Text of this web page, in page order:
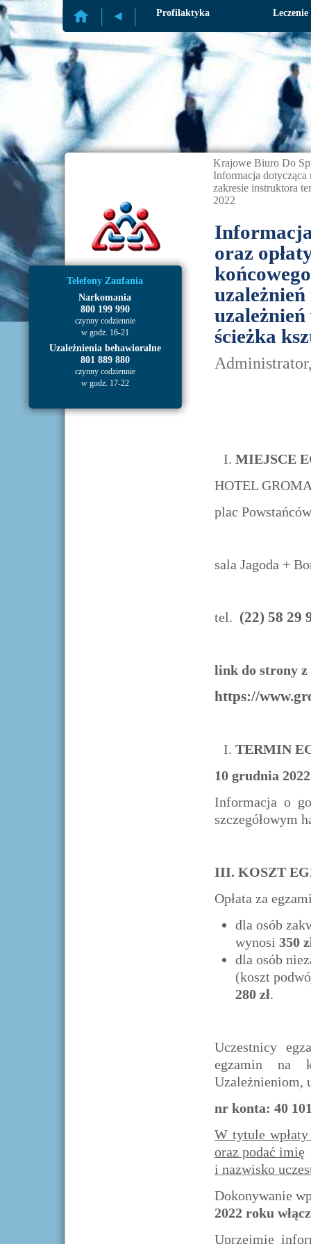
Profilaktyka Leczenie
Telefony Zaufania
Narkomania
800 199 990
czynny codziennie
w godz. 16-21
Uzależnienia behawioralne
801 889 880
czynny codziennie
w godz. 17-22
Krajowe Biuro Do
Informacja dotycząca
zakresie instruktora
2022
oraz
ścieżka
MIEJSCE
HOTEL
plac
sala Jagoda +
tel. (22) 58 29
link do strony
https://
TERMIN
10 grudnia
Informacja o
szczegółowym
III. KOSZT
Opłata za
dla osób
wynosi 350
dla osób
(koszt
280 zł.
Uczestnicy
egzamin na
Uzależnieniom,
nr konta: 40
W tytule
oraz podać imię
i nazwisko
Dokonywanie
2022 roku
Uprzejmie